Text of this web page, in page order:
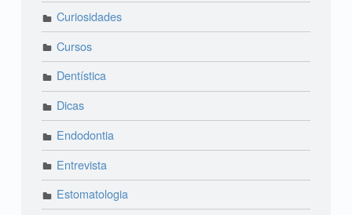
Curiosidades
Cursos
Dentística
Dicas
Endodontia
Entrevista
Estomatologia